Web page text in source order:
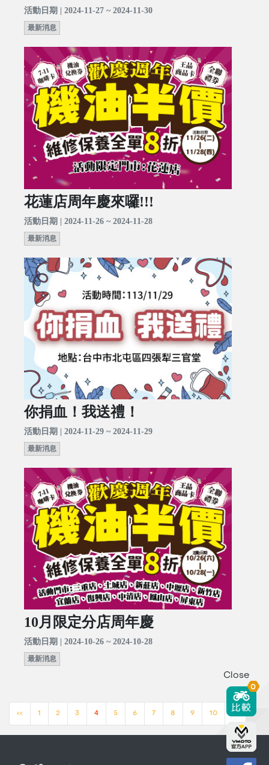
活動日期 | 2024-11-27 ~ 2024-11-30
最新消息
花蓮店周年慶來囉!!!
活動日期 | 2024-11-26 ~ 2024-11-28
最新消息
你捐血！我送禮！
活動日期 | 2024-11-29 ~ 2024-11-29
最新消息
10月限定分店周年慶
活動日期 | 2024-10-26 ~ 2024-10-28
最新消息
<< 1 2 3 4 5 6 7 8 9 10 >>
Close
0